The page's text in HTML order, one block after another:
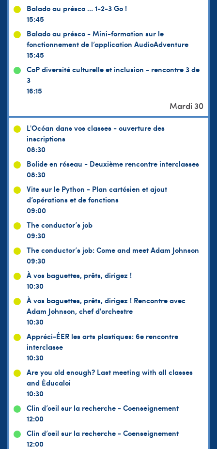
Balado au présco … 1-2-3 Go !
15:45
Balado au présco - Mini-formation sur le
fonctionnement de l’application AudioAdventure
15:45
CoP diversité culturelle et inclusion - rencontre 3 de
3
16:15
L'Océan dans vos classes - ouverture des
inscriptions
08:30
Bolide en réseau - Deuxième rencontre interclasses
08:30
Vite sur le Python - Plan cartésien et ajout
d’opérations et de fonctions
09:00
The conductor’s job
09:30
The conductor’s job: Come and meet Adam Johnson
09:30
À vos baguettes, prêts, dirigez !
10:30
À vos baguettes, prêts, dirigez ! Rencontre avec
Adam Johnson, chef d'orchestre
10:30
Appréci-ÉER les arts plastiques: 6e rencontre
interclasse
10:30
Are you old enough? Last meeting with all classes
and Éducaloi
10:30
Clin d’oeil sur la recherche - Coenseignement
12:00
Clin d’oeil sur la recherche - Coenseignement
12:00